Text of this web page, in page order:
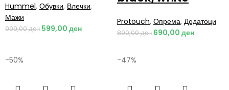
Hummel, Обувки, Влечки,
Мажи
999,00ден 599,00 ден
Protouch, Опрема, Додатоци
890,00ден 690,00 ден
-50% -47%